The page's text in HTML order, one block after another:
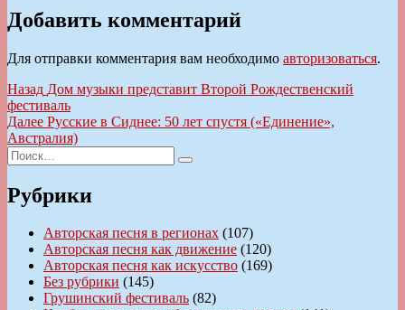
Добавить комментарий
Для отправки комментария вам необходимо авторизоваться.
Навигация
по
записям
Назад Предыдущая
запись:
Дом музыки представит Второй Рождественский
фестиваль
Далее Следующая
запись:
Русские в Сиднее: 50 лет спустя («Единение»,
Австралия)
Искать:
Поиск
Рубрики
Авторская песня в регионах (107)
Авторская песня как движение (120)
Авторская песня как искусство (169)
Без рубрики (145)
Грушинский фестиваль (82)